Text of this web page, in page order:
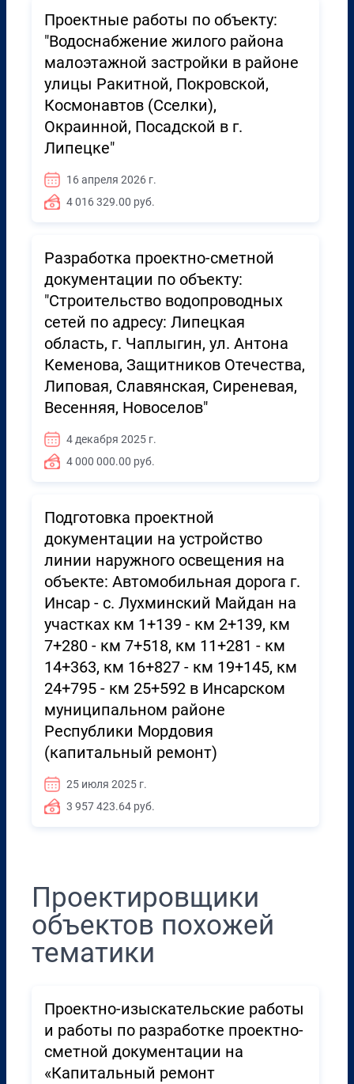
Проектные работы по объекту:
"Водоснабжение жилого района
малоэтажной застройки в районе
улицы Ракитной, Покровской,
Космонавтов (Сселки),
Окраинной, Посадской в г.
Липецке"
16 апреля 2026 г.
4 016 329.00 руб.
Разработка проектно-сметной
документации по объекту:
"Строительство водопроводных
сетей по адресу: Липецкая
область, г. Чаплыгин, ул. Антона
Кеменова, Защитников Отечества,
Липовая, Славянская, Сиреневая,
Весенняя, Новоселов"
4 декабря 2025 г.
4 000 000.00 руб.
Подготовка проектной
документации на устройство
линии наружного освещения на
объекте: Автомобильная дорога г.
Инсар - с. Лухминский Майдан на
участках км 1+139 - км 2+139, км
7+280 - км 7+518, км 11+281 - км
14+363, км 16+827 - км 19+145, км
24+795 - км 25+592 в Инсарском
муниципальном районе
Республики Мордовия
(капитальный ремонт)
25 июля 2025 г.
3 957 423.64 руб.
Проектировщики
объектов похожей
тематики
Проектно-изыскательские работы
и работы по разработке проектно-
сметной документации на
«Капитальный ремонт